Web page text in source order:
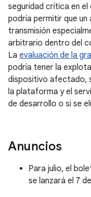
seguridad crítica en
podría permitir que
transmisión
arbitrario dentro del
La evaluación de la
podría tener la
dispositivo afectado,
la plataforma y el
de desarrollo o si se
Anuncios
Para julio, el
se lanzará el 7